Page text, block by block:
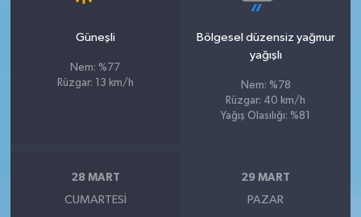
Güneşli
Nem: %77
Rüzgar: 13 km/h
Bölgesel düzensiz yağmur
yağışlı
Nem: %78
Rüzgar: 40 km/h
Yağış Olasılığı: %81
28 MART
CUMARTESI
29 MART
PAZAR